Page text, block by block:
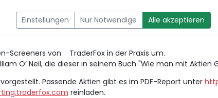
Screeners von TraderFox in der Praxis um.
O‘ Neil, die dieser in seinem Buch "Wie man mit
Passende Aktien gibt es im PDF-Report unter
reinladen.
Einstellungen Nur Notwendige Alle akzeptieren